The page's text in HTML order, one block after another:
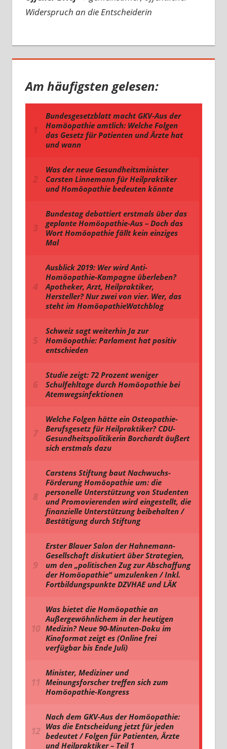
Widerspruch an die Entscheiderin
Am häufigsten gelesen: